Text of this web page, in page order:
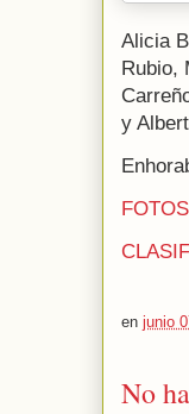
Alicia
Rubio,
y
FOTOS
en junio
No